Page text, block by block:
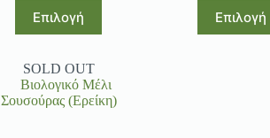
Επιλογή Επιλογή
SOLD OUT